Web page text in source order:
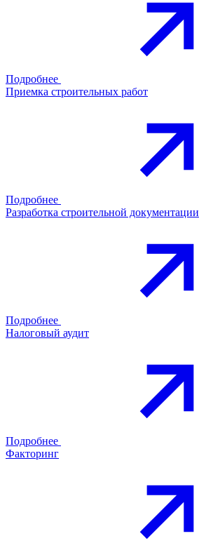
Подробнее
Приемка строительных работ
Подробнее
Разработка строительной документации
Подробнее
Налоговый аудит
Подробнее
Факторинг